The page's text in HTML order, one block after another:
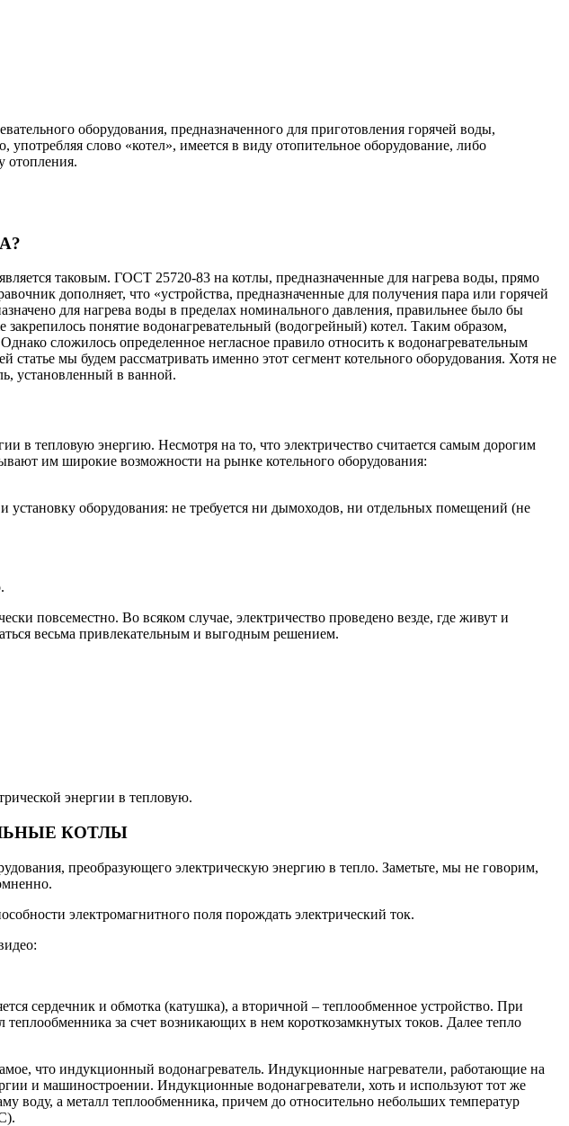
оборудования, предназначенного для приготовления горячей воды,
слово «котел», имеется в виду отопительное оборудование, либо
отопления.
таковым. ГОСТ 25720-83 на котлы, предназначенные для нагрева воды, прямо
дополняет, что «устройства, предназначенные для получения пара или горячей
для нагрева воды в пределах номинального давления, правильнее было бы
понятие водонагревательный (водогрейный) котел. Таким образом,
сложилось определенное негласное правило относить к водонагревательным
мы будем рассматривать именно этот сегмент котельного оборудования. Хотя не
установленный в ванной.
в тепловую энергию. Несмотря на то, что электричество считается самым дорогим
им широкие возможности на рынке котельного оборудования:
оборудования: не требуется ни дымоходов, ни отдельных помещений (не
повсеместно. Во всяком случае, электричество проведено везде, где живут и
весьма привлекательным и выгодным решением.
энергии в тепловую.
КОТЛЫ
преобразующего электрическую энергию в тепло. Заметьте, мы не говорим,
электромагнитного поля порождать электрический ток.
сердечник и обмотка (катушка), а вторичной – теплообменное устройство. При
за счет возникающих в нем короткозамкнутых токов. Далее тепло
что индукционный водонагреватель. Индукционные нагреватели, работающие на
и машиностроении. Индукционные водонагреватели, хоть и используют тот же
воду, а металл теплообменника, причем до относительно небольших температур